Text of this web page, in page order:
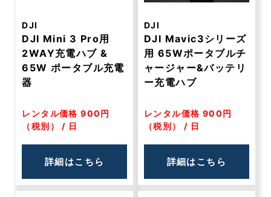
DJI
DJI Mini 3 Pro用
2WAY充電ハブ &
65W ポータブル充電
器
レンタル価格 900円
（税別） / 日
詳細はこちら
DJI
DJI Mavic3シリーズ
用 65Wポータブルチ
ャージャー&バッテリ
ー充電ハブ
レンタル価格 900円
（税別） / 日
詳細はこちら